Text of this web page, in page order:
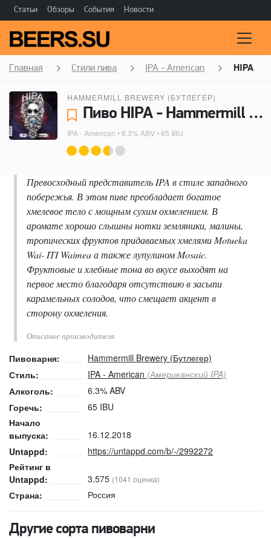
Статьи Обзоры События Новости
Главная Стили пива IPA - American HIPA
HAMMERMILL BREWERY (БУТЛЕГЕР)
Пиво HIPA - Hammermill Brewery (Бутлегер)
IPA - American • 6.3% ABV • 65 IBU
Превосходный представитель IPA в стиле западного
побережья. В этом пиве преобладает богатое
хмелевое тело с мощным сухим охмелением. В
аромате хорошо слышны нотки земляники, малины,
тропических фруктов придаваемых хмелями Motueka
Wai- ITI Waimea а также лупулином Mosaic.
Фруктовые и хлебные тона во вкусе выходят на
первое место благодаря отсутствию в засыпи
карамельных солодов, что смещает акцент в
сторону охмеления.
Описание производителя
Пивоварня:
Hammermill Brewery (Бутлегер)
Стиль:
IPA - American (Американский IPA)
Алкоголь:
6.3% ABV
Горечь:
65 IBU
Начало
выпуска:
16.12.2018
Untappd:
https://untappd.com/b/-/2992272
Рейтинг в
Untappd:
3.575 (1041 оценка)
Страна: Россия
Другие сорта пивоварни